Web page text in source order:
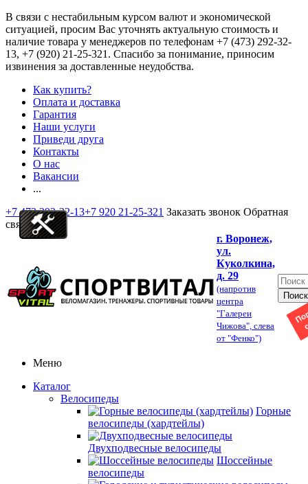
В связи с нестабильным курсом валют и экономической
ситуацией, просим Вас уточнять актуальную стоимость и
наличие товара у менеджеров по телефонам +7 (473) 292-32-
13, +7 (920) 21-25-321 . Спасибо за понимание, приносим
извинения за доставленные неудобства.
Как купить?
Оплата и доставка
Гарантия
Наши услуги
Приведи друга
Контакты
О нас
Вакансии
...
+7 473 292-32-13+7 920 21-25-321 Заказать звонок Обратная
связь
г. Воронеж,
ул.
Куколкина,
д. 29
(напротив
центра
"Галереи
Чижова", слева
от "Фенко")
Меню
Каталог
Велосипеды
Горные
велосипеды (хардтейлы)
Двухподвесные велосипеды
Шоссейные
велосипеды